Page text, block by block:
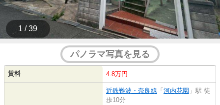
1 / 39
パノラマ写真を見る
賃料 4.8万円
近鉄難波・奈良線 「 河内花園 」駅 徒
歩10分